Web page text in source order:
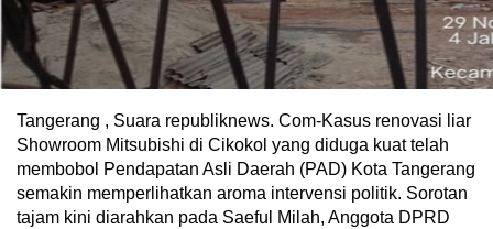
Tangerang , Suara republiknews. Com-Kasus renovasi liar
Showroom Mitsubishi di Cikokol yang diduga kuat telah
membobol Pendapatan Asli Daerah (PAD) Kota Tangerang
semakin memperlihatkan aroma intervensi politik. Sorotan
tajam kini diarahkan pada Saeful Milah, Anggota DPRD